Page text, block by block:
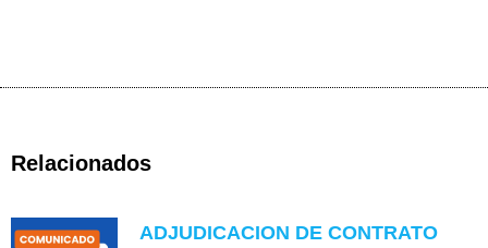
Relacionados
ADJUDICACION DE CONTRATO